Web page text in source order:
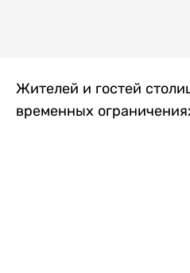
Жителей и гостей
временных